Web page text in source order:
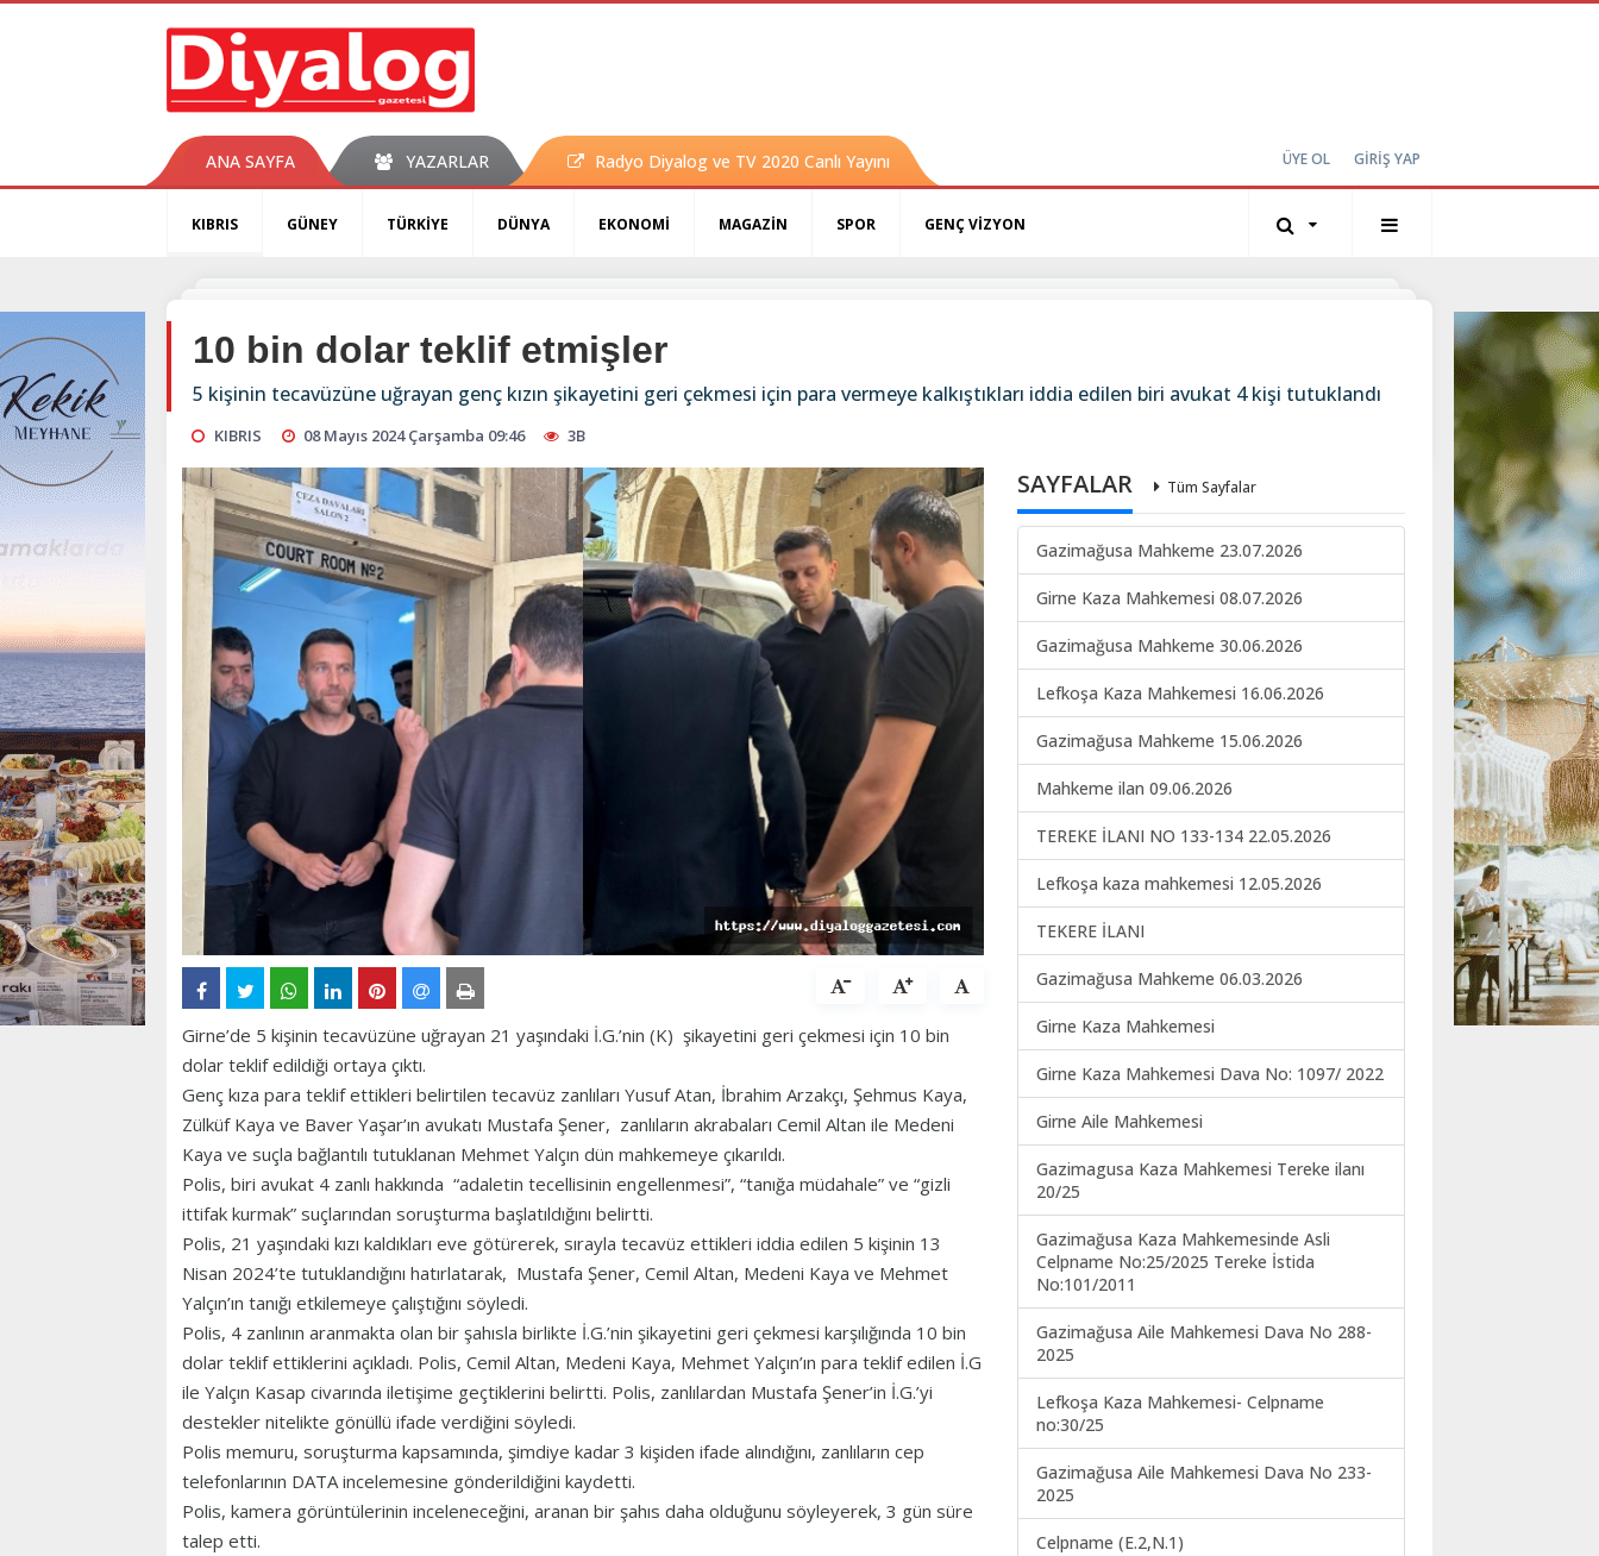
ANA SAYFA YAZARLAR Radyo Diyalog ve TV 2020 Canlı Yayını ÜYE OL GİRİŞ YAP
KIBRIS GÜNEY TÜRKİYE DÜNYA EKONOMİ MAGAZİN SPOR GENÇ VİZYON
10 bin dolar teklif etmişler
5 kişinin tecavüzüne uğrayan genç kızın şikayetini geri çekmesi için para vermeye kalkıştıkları iddia edilen biri avukat 4 kişi tutuklandı
KIBRIS 08 Mayıs 2024 Çarşamba 09:46 3B
Girne’de 5 kişinin tecavüzüne uğrayan 21 yaşındaki İ.G.’nin (K) şikayetini geri çekmesi için 10 bin
dolar teklif edildiği ortaya çıktı.
Genç kıza para teklif ettikleri belirtilen tecavüz zanlıları Yusuf Atan, İbrahim Arzakçı, Şehmus Kaya,
Zülküf Kaya ve Baver Yaşar’ın avukatı Mustafa Şener, zanlıların akrabaları Cemil Altan ile Medeni
Kaya ve suçla bağlantılı tutuklanan Mehmet Yalçın dün mahkemeye çıkarıldı.
Polis, biri avukat 4 zanlı hakkında “adaletin tecellisinin engellenmesi”, “tanığa müdahale” ve “gizli
ittifak kurmak” suçlarından soruşturma başlatıldığını belirtti.
Polis, 21 yaşındaki kızı kaldıkları eve götürerek, sırayla tecavüz ettikleri iddia edilen 5 kişinin 13
Nisan 2024’te tutuklandığını hatırlatarak, Mustafa Şener, Cemil Altan, Medeni Kaya ve Mehmet
Yalçın’ın tanığı etkilemeye çalıştığını söyledi.
Polis, 4 zanlının aranmakta olan bir şahısla birlikte İ.G.’nin şikayetini geri çekmesi karşılığında 10 bin
dolar teklif ettiklerini açıkladı. Polis, Cemil Altan, Medeni Kaya, Mehmet Yalçın’ın para teklif edilen İ.G
ile Yalçın Kasap civarında iletişime geçtiklerini belirtti. Polis, zanlılardan Mustafa Şener’in İ.G.’yi
destekler nitelikte gönüllü ifade verdiğini söyledi.
Polis memuru, soruşturma kapsamında, şimdiye kadar 3 kişiden ifade alındığını, zanlıların cep
telefonlarının DATA incelemesine gönderildiğini kaydetti.
Polis, kamera görüntülerinin inceleneceğini, aranan bir şahıs daha olduğunu söyleyerek, 3 gün süre
talep etti.
SAYFALAR Tüm Sayfalar
Gazimağusa Mahkeme 23.07.2026
Girne Kaza Mahkemesi 08.07.2026
Gazimağusa Mahkeme 30.06.2026
Lefkoşa Kaza Mahkemesi 16.06.2026
Gazimağusa Mahkeme 15.06.2026
Mahkeme ilan 09.06.2026
TEREKE İLANI NO 133-134 22.05.2026
Lefkoşa kaza mahkemesi 12.05.2026
TEKERE İLANI
Gazimağusa Mahkeme 06.03.2026
Girne Kaza Mahkemesi
Girne Kaza Mahkemesi Dava No: 1097/ 2022
Girne Aile Mahkemesi
Gazimagusa Kaza Mahkemesi Tereke ilanı
20/25
Gazimağusa Kaza Mahkemesinde Asli
Celpname No:25/2025 Tereke İstida
No:101/2011
Gazimağusa Aile Mahkemesi Dava No 288-
2025
Lefkoşa Kaza Mahkemesi- Celpname
no:30/25
Gazimağusa Aile Mahkemesi Dava No 233-
2025
Celpname (E.2,N.1)